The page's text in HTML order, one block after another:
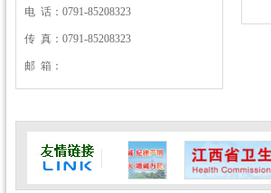
电 话：0791-85208323
传 真：0791-85208323
邮 箱：